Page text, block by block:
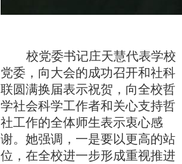
校党委书记庄天慧代表学校
党委，向大会的成功召开和社科
联圆满换届表示祝贺，向全校哲
学社会科学工作者和关心支持哲
社工作的全体师生表示衷心感
谢。她强调，一是要以更高的站
位，在全校进一步形成重视推进